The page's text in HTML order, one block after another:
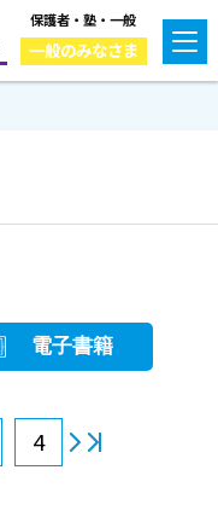
保護者・塾・一般
一般のみなさま
電子書籍
4